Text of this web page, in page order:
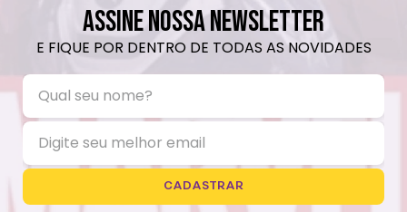
ASSINE NOSSA NEWSLETTER
E FIQUE POR DENTRO DE TODAS AS NOVIDADES
CADASTRAR